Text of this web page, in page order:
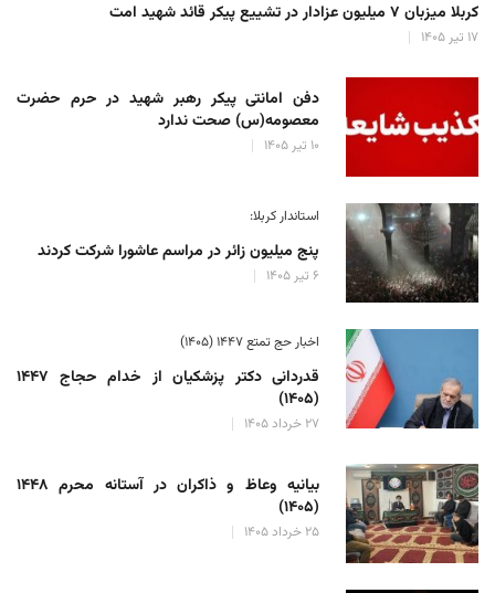
کربلا میزبان ۷ میلیون عزادار در تشییع پیکر قائد شهید امت
۱۷ تیر ۱۴۰۵
دفن امانتی پیکر رهبر شهید در حرم حضرت
معصومه(س) صحت ندارد
۱۰ تیر ۱۴۰۵
استاندار کربلا:
پنج میلیون زائر در مراسم عاشورا شرکت کردند
۶ تیر ۱۴۰۵
اخبار حج تمتع ۱۴۴۷ (۱۴۰۵)
قدردانی دکتر پزشکیان از خدام حجاج ۱۴۴۷
(۱۴۰۵)
۲۷ خرداد ۱۴۰۵
بیانیه وعاظ و ذاکران در آستانه محرم ۱۴۴۸
(۱۴۰۵)
۲۵ خرداد ۱۴۰۵